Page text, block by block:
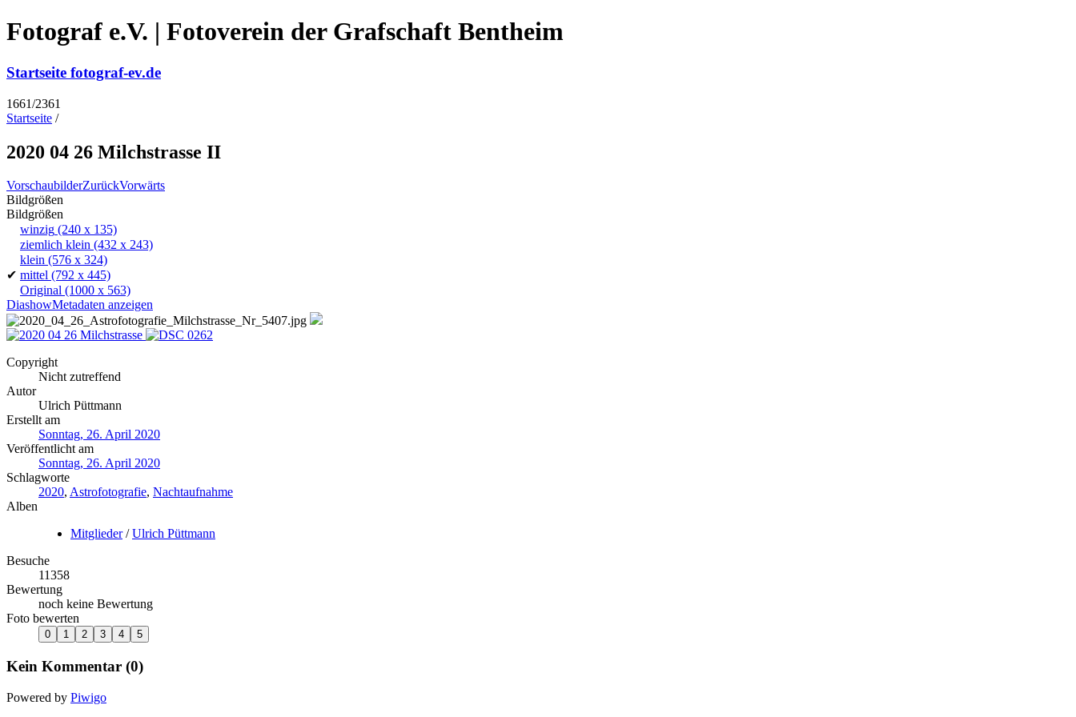
Fotograf e.V. | Fotoverein der Grafschaft Bentheim
Startseite fotograf-ev.de
1661/2361
Startseite /
2020 04 26 Milchstrasse II
VorschaubilderZurückVorwärts
Bildgrößen
Bildgrößen
winzig (240 x 135)
ziemlich klein (432 x 243)
klein (576 x 324)
✔ mittel (792 x 445)
Original (1000 x 563)
DiashowMetadaten anzeigen
Copyright
Nicht zutreffend
Autor
Ulrich Püttmann
Erstellt am
Sonntag, 26. April 2020
Veröffentlicht am
Sonntag, 26. April 2020
Schlagworte
2020, Astrofotografie, Nachtaufnahme
Alben
Mitglieder/Ulrich Püttmann
Besuche
11358
Bewertung
noch keine Bewertung
Foto bewerten
Kein Kommentar (0)
Powered by Piwigo